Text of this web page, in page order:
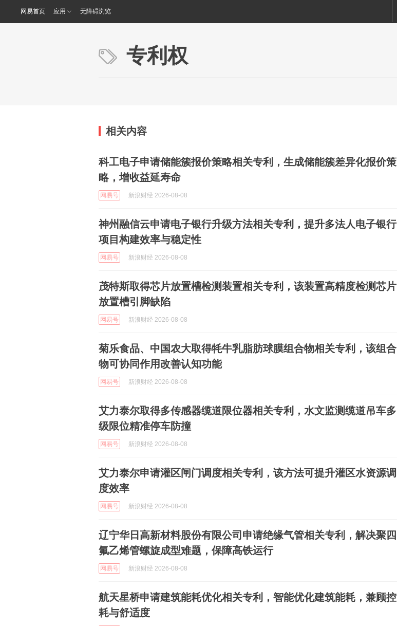
网易首页 应用 无障碍浏览
专利权
相关内容
科工电子申请储能簇报价策略相关专利，生成储能簇差异化报价策
略，增收益延寿命
网易号 新浪财经 2026-08-08
神州融信云申请电子银行升级方法相关专利，提升多法人电子银行
项目构建效率与稳定性
网易号 新浪财经 2026-08-08
茂特斯取得芯片放置槽检测装置相关专利，该装置高精度检测芯片
放置槽引脚缺陷
网易号 新浪财经 2026-08-08
菊乐食品、中国农大取得牦牛乳脂肪球膜组合物相关专利，该组合
物可协同作用改善认知功能
网易号 新浪财经 2026-08-08
艾力泰尔取得多传感器缆道限位器相关专利，水文监测缆道吊车多
级限位精准停车防撞
网易号 新浪财经 2026-08-08
艾力泰尔申请灌区闸门调度相关专利，该方法可提升灌区水资源调
度效率
网易号 新浪财经 2026-08-08
辽宁华日高新材料股份有限公司申请绝缘气管相关专利，解决聚四
氟乙烯管螺旋成型难题，保障高铁运行
网易号 新浪财经 2026-08-08
航天星桥申请建筑能耗优化相关专利，智能优化建筑能耗，兼顾控
耗与舒适度